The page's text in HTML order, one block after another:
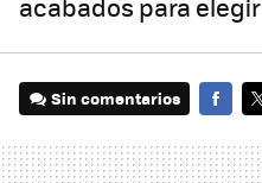
acabados para elegir
Sin comentarios